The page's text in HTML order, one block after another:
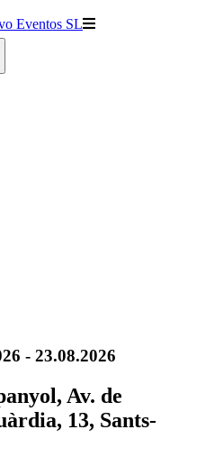
- 23.08.2026
Av. de
13, Sants-